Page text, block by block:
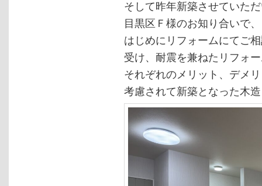
そして昨年新築させていた
目黒区Ｆ様のお知り合いで、
はじめにリフォームにてご
受け、耐震を兼ねたリフォ
それぞれのメリット、デメ
考慮されて新築となった木